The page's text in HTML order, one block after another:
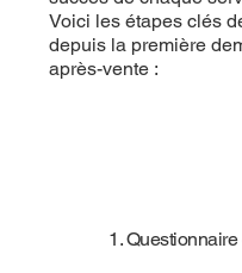
Voici les étapes clés
depuis la première
après-vente :
1.